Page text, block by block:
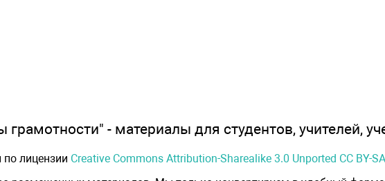
грамотности" - материалы для студентов, учителей,
лицензии Creative Commons Attribution-Sharealike 3.0 Unported CC BY-